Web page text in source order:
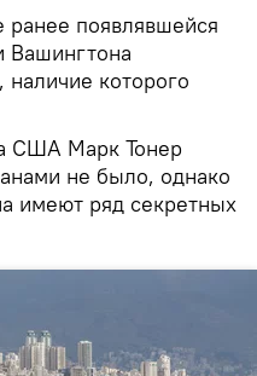
появлявшейся
Вашингтона
которого
США Марк Тонер
не было, однако
имеют ряд секретных